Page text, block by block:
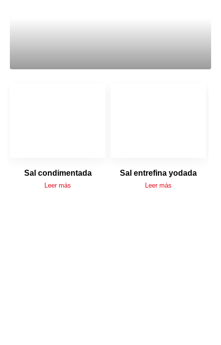
Sal condimentada
Leer más
Sal entrefina yodada
Leer más